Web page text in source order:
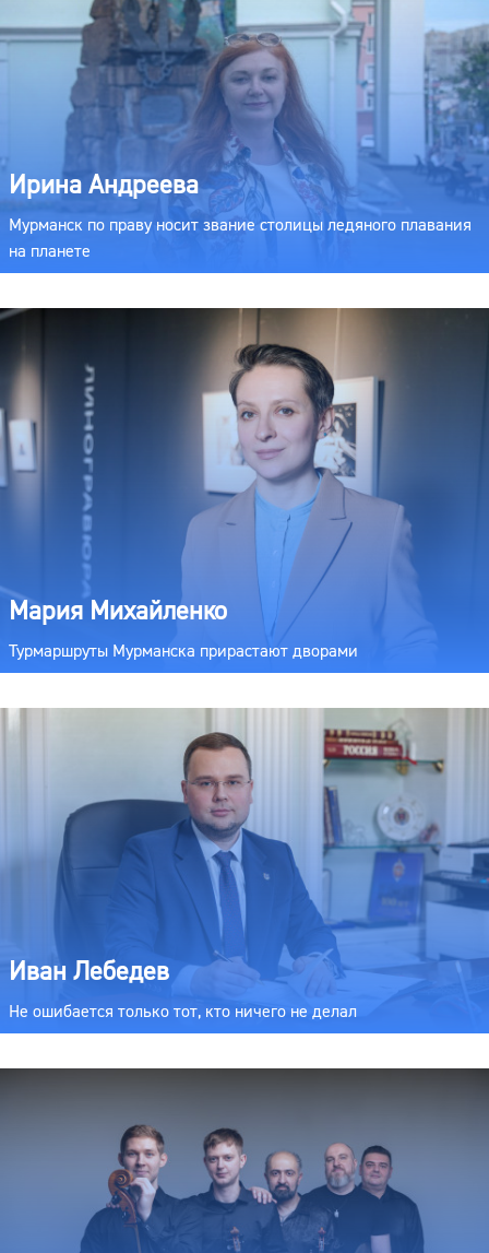
Ирина Андреева
Мурманск по праву носит звание столицы ледяного плавания
на планете
Мария Михайленко
Турмаршруты Мурманска прирастают дворами
Иван Лебедев
Не ошибается только тот, кто ничего не делал